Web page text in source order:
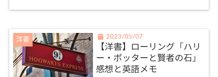
洋書 2023/05/07
【洋書】ローリング「ハリ
ー・ポッターと賢者の石」
感想と英語メモ